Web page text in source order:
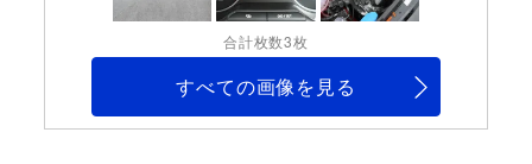
合計枚数3枚
すべての画像を見る